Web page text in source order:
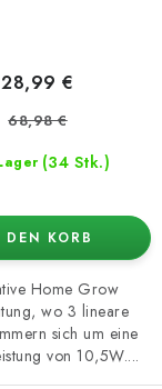
(34 Stk.)
28,99 €
68,98 €
DEN KORB
Home Grow
wo 3 lineare
sich um eine
von 10,5W....